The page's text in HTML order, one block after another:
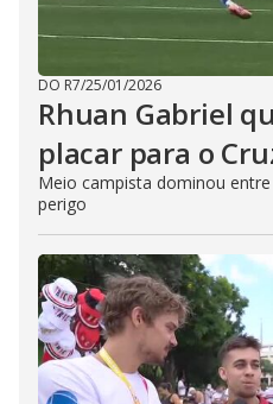
DO R7/25/01/2026
Rhuan Gabriel
placar para o
Meio campista dominou
perigo